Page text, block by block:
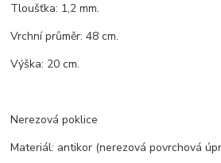
Tloušťka: 1,2 mm.
Vrchní průměr: 48 cm.
Výška: 20 cm.
Nerezová poklice
Materiál: antikor (nerezová povrchová